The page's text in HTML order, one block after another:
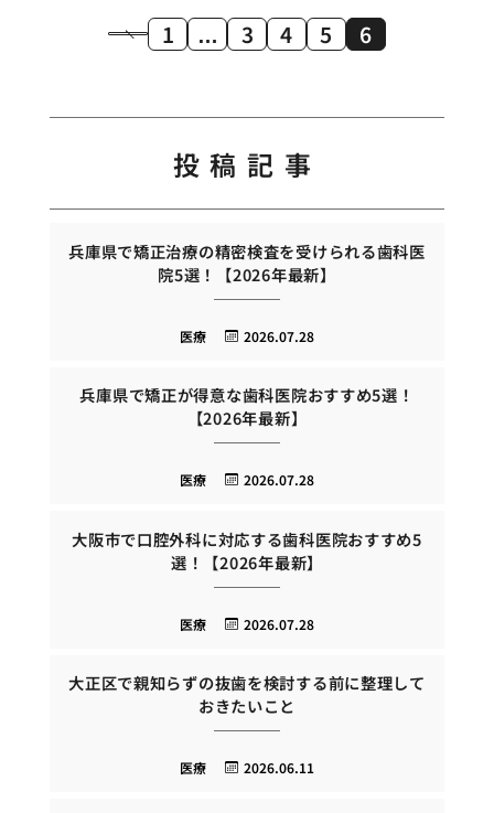
1 … 3 4 5 6
投稿記事
兵庫県で矯正治療の精密検査を受けられる歯科医
院5選！【2026年最新】
2026.07.28
医療
兵庫県で矯正が得意な歯科医院おすすめ5選！
【2026年最新】
2026.07.28
医療
大阪市で口腔外科に対応する歯科医院おすすめ5
選！【2026年最新】
2026.07.28
医療
大正区で親知らずの抜歯を検討する前に整理して
おきたいこと
2026.06.11
医療